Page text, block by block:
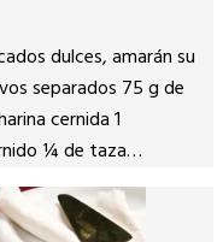
dulces, amarán su
separados 75 g de
cernida 1
¼ de taza…